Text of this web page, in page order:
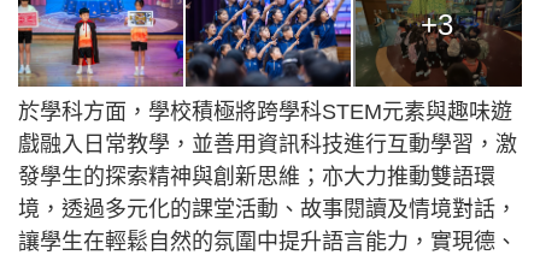
+3
於學科方面，學校積極將跨學科STEM元素與趣味遊
戲融入日常教學，並善用資訊科技進行互動學習，激
發學生的探索精神與創新思維；亦大力推動雙語環
境，透過多元化的課堂活動、故事閱讀及情境對話，
讓學生在輕鬆自然的氛圍中提升語言能力，實現德、